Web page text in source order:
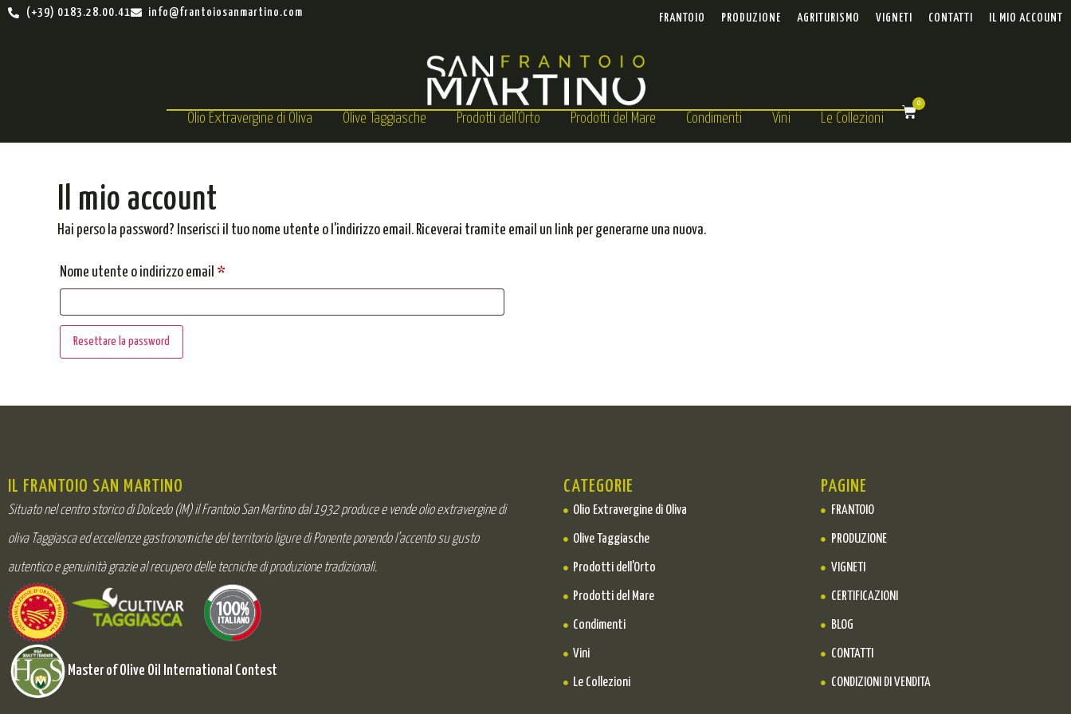
(+39) 0183.28.00.41 info@frantoiosanmartino.com FRANTOIO PRODUZIONE AGRITURISMO VIGNETI CONTATTI IL MIO ACCOUNT
Olio Extravergine di Oliva Olive Taggiasche Prodotti dell’Orto Prodotti del Mare Condimenti Vini Le Collezioni
0
Il mio account
Hai perso la password? Inserisci il tuo nome utente o l'indirizzo email. Riceverai tramite email un link per generarne una nuova.
Nome utente o indirizzo email *
Resettare la password
IL FRANTOIO SAN MARTINO
Situato nel centro storico di Dolcedo (IM) il Frantoio San Martino dal 1932 produce e vende olio extravergine di
oliva Taggiasca ed eccellenze gastronomiche del territorio ligure di Ponente ponendo l’accento su gusto
autentico e genuinità grazie al recupero delle tecniche di produzione tradizionali.
Master of Olive Oil International Contest
CATEGORIE
Olio Extravergine di Oliva
Olive Taggiasche
Prodotti dell'Orto
Prodotti del Mare
Condimenti
Vini
Le Collezioni
PAGINE
FRANTOIO
PRODUZIONE
VIGNETI
CERTIFICAZIONI
BLOG
CONTATTI
CONDIZIONI DI VENDITA